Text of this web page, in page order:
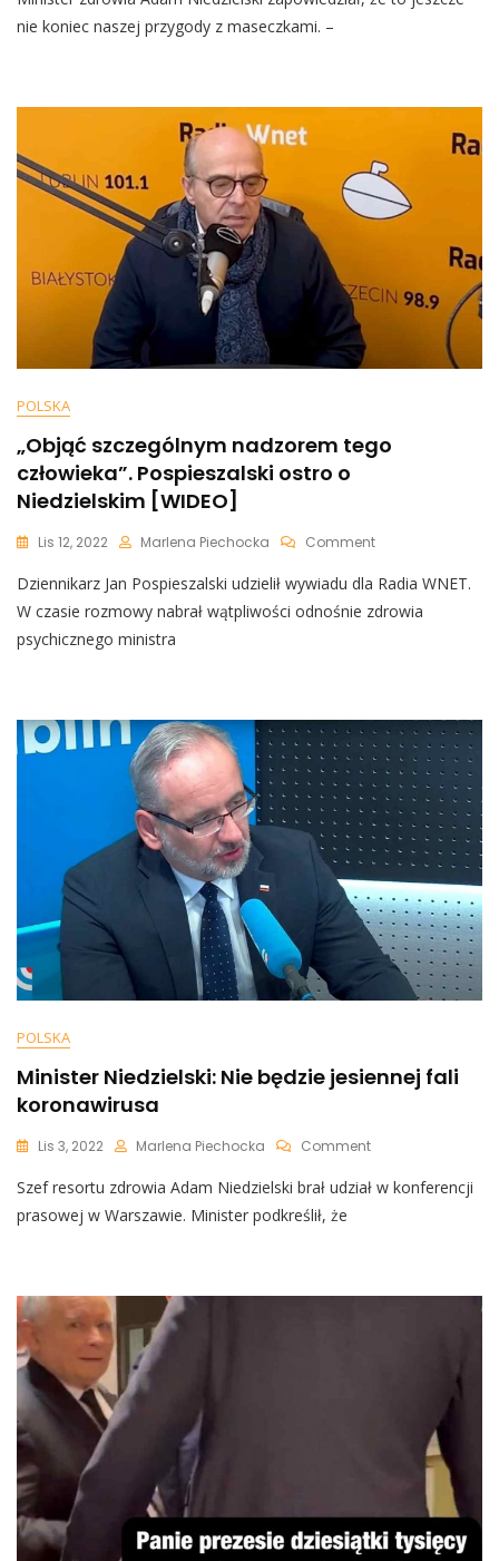
O
Obowiązkowych
Maseczkach
nie koniec naszej przygody z maseczkami. –
POLSKA
„Objąć szczególnym nadzorem tego
człowieka”. Pospieszalski ostro o
Niedzielskim [WIDEO]
Lis 12, 2022 Marlena Piechocka CommentOn
Szczególnym
Nadzorem
Niedzielskim
[WIDEO]
Dziennikarz Jan Pospieszalski udzielił wywiadu dla Radia WNET.
W czasie rozmowy nabrał wątpliwości odnośnie zdrowia
psychicznego ministra
POLSKA
Minister Niedzielski: Nie będzie jesiennej fali
koronawirusa
Lis 3, 2022 Marlena Piechocka CommentOn
Niedzielski:
Koronawirusa
Szef resortu zdrowia Adam Niedzielski brał udział w konferencji
prasowej w Warszawie. Minister podkreślił, że